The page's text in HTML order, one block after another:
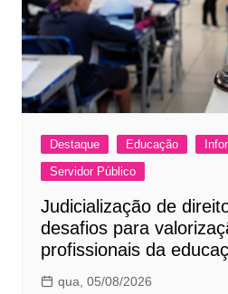
Destaque Educação
Servidor Público
Judicialização de
desafios para
profissionais da
qua, 05/08/2026